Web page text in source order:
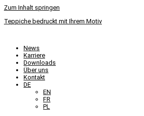
Zum Inhalt springen
Teppiche bedruckt mit Ihrem Motiv
News
Karriere
Downloads
Über uns
Kontakt
DE
EN
FR
PL